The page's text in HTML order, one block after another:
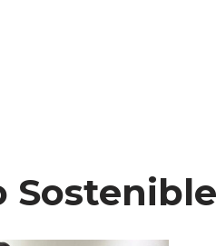
Sostenible